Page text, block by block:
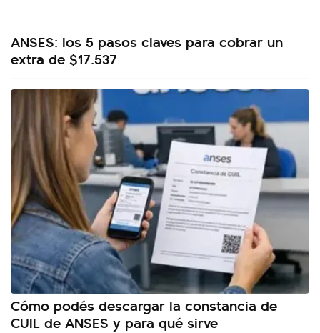
ANSES: los 5 pasos claves para cobrar un
extra de $17.537
Cómo podés descargar la constancia de
CUIL de ANSES y para qué sirve